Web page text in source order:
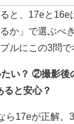
と、17eと16e
か」で選ぶべ
ルにこの3問で
い？ ②撮影後
と安心？
ら17eが正解。